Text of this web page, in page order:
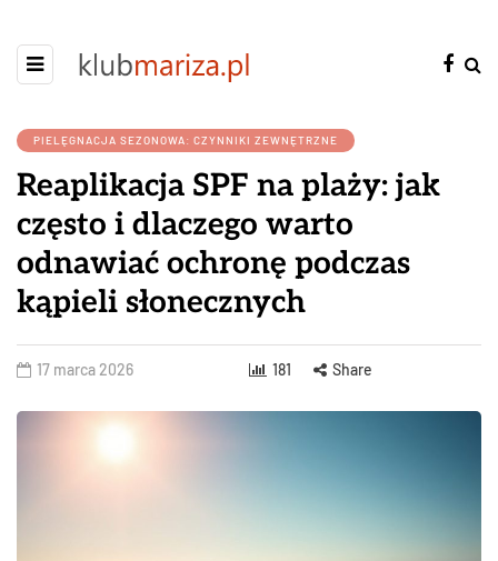
PIELĘGNACJA SEZONOWA: CZYNNIKI ZEWNĘTRZNE
Reaplikacja SPF na plaży: jak
często i dlaczego warto
odnawiać ochronę podczas
kąpieli słonecznych
17 marca 2026 181 Share